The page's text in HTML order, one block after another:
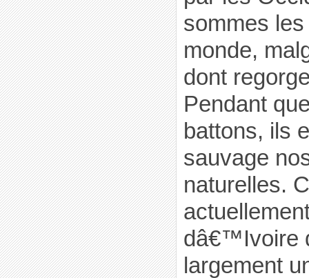
sommes
monde,
dont
Pendant
battons, ils
sauvage
naturelles.
dâ€™Ivoire
largement